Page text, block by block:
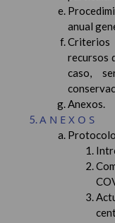
anual
recursos
caso,
Anexos.
ANEXOS